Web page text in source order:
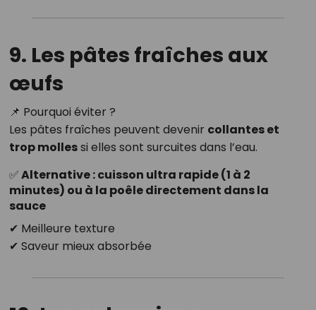
9. Les pâtes fraîches aux
œufs
📌 Pourquoi éviter ?
Les pâtes fraîches peuvent devenir collantes et
trop mollessi elles sont surcuites dans l’eau.
✅ Alternative : cuisson ultra rapide (1 à 2
minutes) ou à la poêle directement dans la
sauce
✔ Meilleure texture
✔ Saveur mieux absorbée